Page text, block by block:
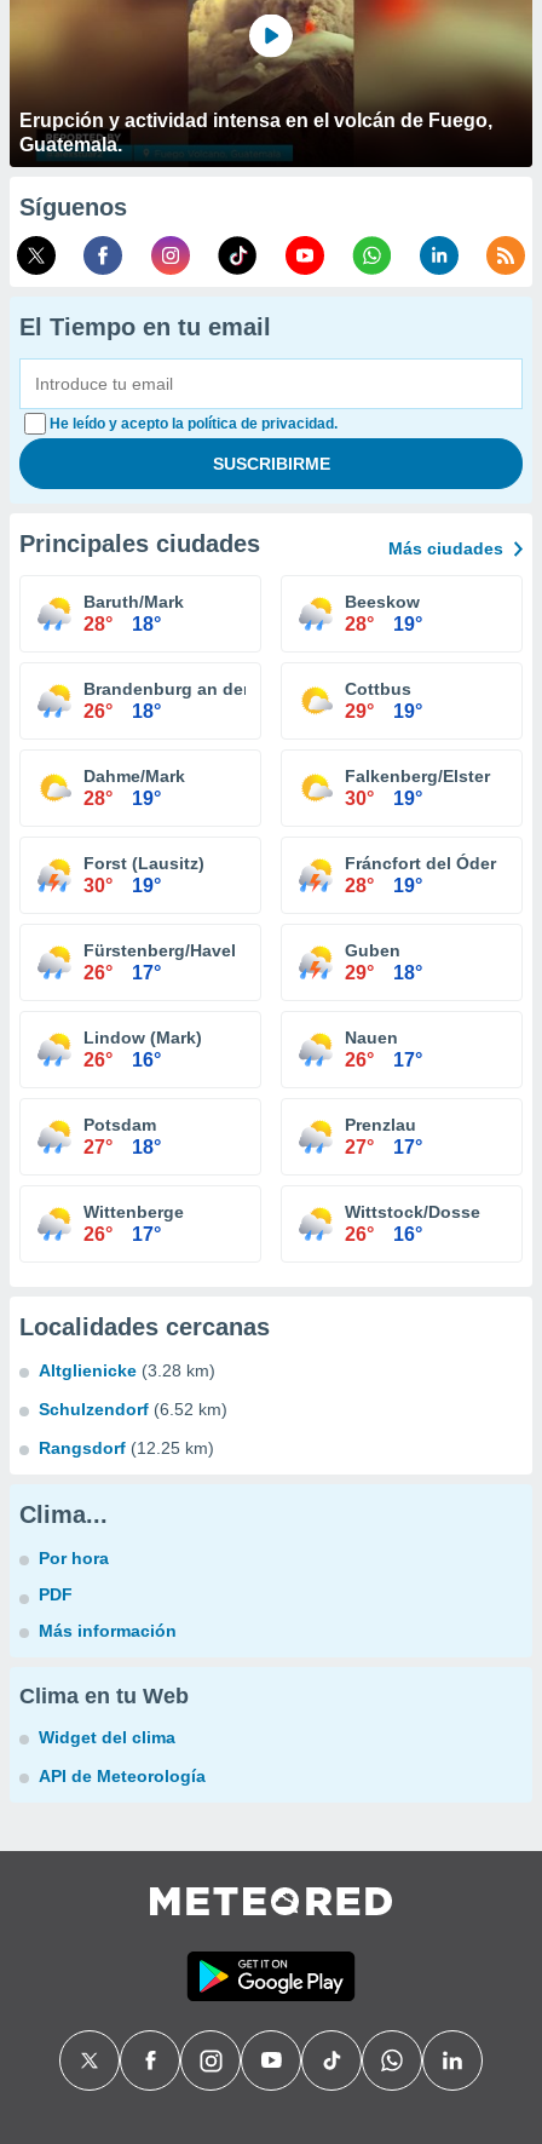
Erupción y actividad intensa en el volcán de Fuego,
Guatemala.
Síguenos
El Tiempo en tu email
He leído y acepto la política de privacidad.
Principales ciudades Más ciudades
Baruth/Mark
28° 18°
Beeskow
28° 19°
Brandenburg an der Havel
26° 18°
Cottbus
29° 19°
Dahme/Mark
28° 19°
Falkenberg/Elster
30° 19°
Forst (Lausitz)
30° 19°
Fráncfort del Óder
28° 19°
Fürstenberg/Havel
26° 17°
Guben
29° 18°
Lindow (Mark)
26° 16°
Nauen
26° 17°
Potsdam
27° 18°
Prenzlau
27° 17°
Wittenberge
26° 17°
Wittstock/Dosse
26° 16°
Localidades cercanas
Altglienicke (3.28 km)
Schulzendorf (6.52 km)
Rangsdorf (12.25 km)
Clima...
Por hora
PDF
Más información
Clima en tu Web
Widget del clima
API de Meteorología